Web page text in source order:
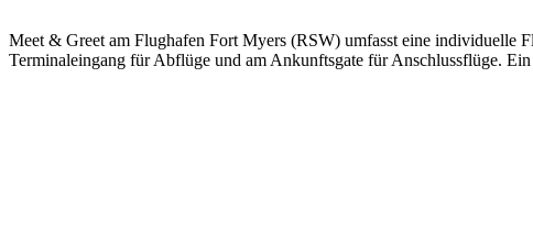
Meet & Greet am Flughafen Fort Myers (RSW) umfasst eine individuelle
Terminaleingang für Abflüge und am Ankunftsgate für Anschlussflüge.